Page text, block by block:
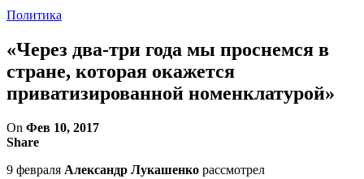
Политика
«Через два-три года мы проснемся в
стране, которая окажется
приватизированной номенклатурой»
On Фев 10, 2017
Share
9 февраля Александр Лукашенко рассмотрел